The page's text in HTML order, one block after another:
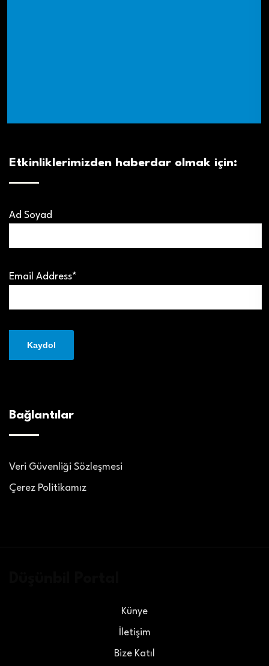
Etkinliklerimizden haberdar olmak için:
Ad Soyad
Email Address*
Bağlantılar
Veri Güvenliği Sözleşmesi
Çerez Politikamız
Künye
İletişim
Bize Katıl